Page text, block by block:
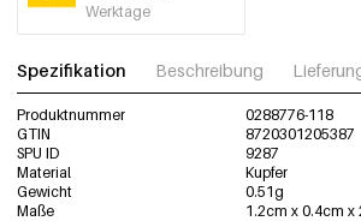
Werktage
Spezifikation Beschreibung
Produktnummer
0288776-118
GTIN
8720301205387
SPU ID
9287
Material
Kupfer
Gewicht
0.51g
Maße
1.2cm x 0.4cm x